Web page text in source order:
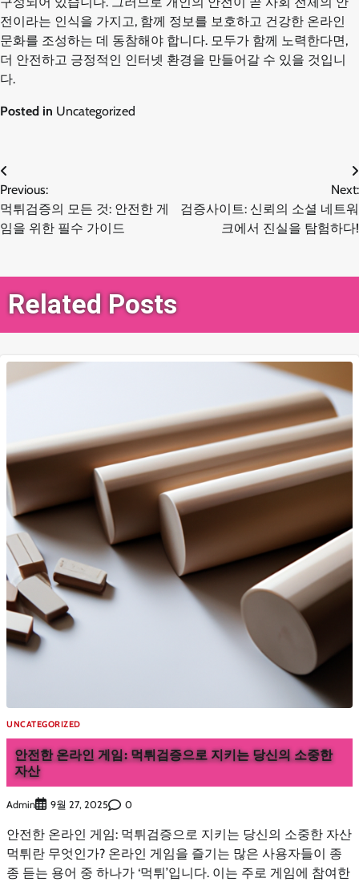
전이라는 인식을 가지고, 함께 정보를 보호하고 건강한 온라인
문화를 조성하는 데 동참해야 합니다. 모두가 함께 노력한다면,
더 안전하고 긍정적인 인터넷 환경을 만들어갈 수 있을 것입니
다.
Posted in Uncategorized
글
탐
Previous:
먹튀검증의 모든 것: 안전한 게
임을 위한 필수 가이드
Next:
검증사이트: 신뢰의 소셜 네트워
크에서 진실을 탐험하다!
Related Posts
UNCATEGORIZED
안전한 온라인 게임: 먹튀검증으로 지키는 당신의 소중한
자산
Admin 9월 27, 2025 0
안전한 온라인 게임: 먹튀검증으로 지키는 당신의 소중한 자산
먹튀란 무엇인가? 온라인 게임을 즐기는 많은 사용자들이 종
종 듣는 용어 중 하나가 ‘먹튀’입니다. 이는 주로 게임에 참여한